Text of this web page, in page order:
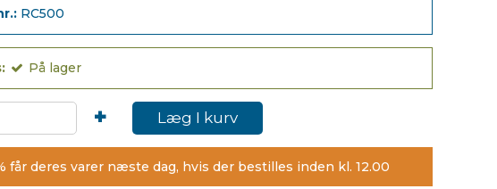
RC500
På lager
+ Læg I kurv
får deres varer næste dag, hvis der bestilles inden kl. 12.00